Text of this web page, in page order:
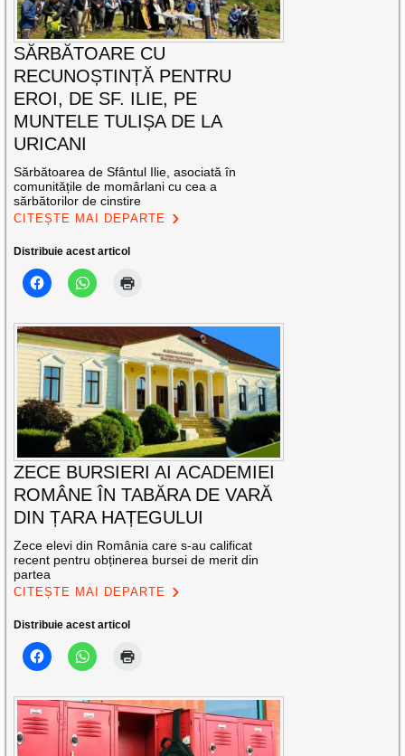
SĂRBĂTOARE CU
RECUNOȘTINȚĂ PENTRU
EROI, DE SF. ILIE, PE
MUNTELE TULIȘA DE LA
URICANI
Sărbătoarea de Sfântul Ilie, asociată în
comunitățile de momârlani cu cea a
sărbătorilor de cinstire
CITEȘTE MAI DEPARTE
Distribuie acest articol
ZECE BURSIERI AI ACADEMIEI
ROMÂNE ÎN TABĂRA DE VARĂ
DIN ȚARA HAȚEGULUI
Zece elevi din România care s-au calificat
recent pentru obținerea bursei de merit din
partea
CITEȘTE MAI DEPARTE
Distribuie acest articol